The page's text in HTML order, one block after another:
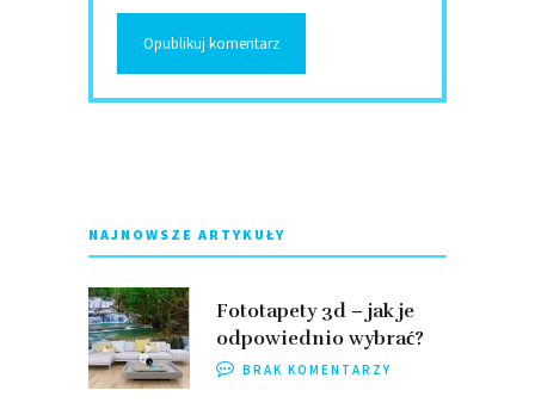
NAJNOWSZE ARTYKUŁY
Fototapety 3d – jak je
odpowiednio wybrać?
BRAK KOMENTARZY